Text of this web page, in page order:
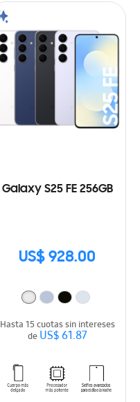
Galaxy S25 FE 256GB
US$ 928.00
Hasta 15 cuotas sin intereses
deUS$ 61.87